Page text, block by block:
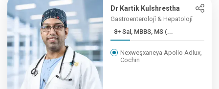
Dr Kartik Kulshrestha
Gastroenterolojî & Hepatolojî
8+ Sal, MBBS, MS (...
Nexweşxaneya Apollo Adlux,
Cochin